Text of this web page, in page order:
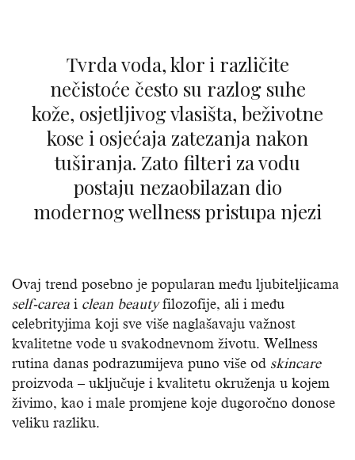
Tvrda voda, klor i različite
nečistoće često su razlog suhe
kože, osjetljivog vlasišta, beživotne
kose i osjećaja zatezanja nakon
tuširanja. Zato filteri za vodu
postaju nezaobilazan dio
modernog wellness pristupa njezi
Ovaj trend posebno je popularan među ljubiteljicama
self-carea i clean beautyfilozofije, ali i među
celebrityjima koji sve više naglašavaju važnost
kvalitetne vode u svakodnevnom životu. Wellness
rutina danas podrazumijeva puno više od skincare
proizvoda – uključuje i kvalitetu okruženja u kojem
živimo, kao i male promjene koje dugoročno donose
veliku razliku.